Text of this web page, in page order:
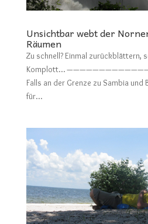
Unsichtbar webt der
Räumen
Zu schnell? Einmal zurückblättern,
Komplott…
Falls an der Grenze zu Sambia
für...